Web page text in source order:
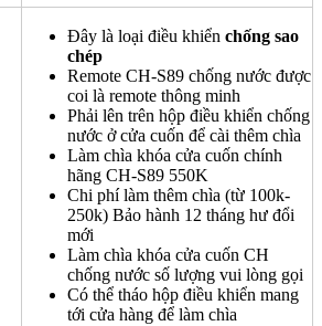
Đây là loại điều khiển chống sao
chép
Remote CH-S89 chống nước được
coi là remote thông minh
Phải lên trên hộp điều khiển chống
nước ở cửa cuốn để cài thêm chìa
Làm chìa khóa cửa cuốn chính
hãng CH-S89 550K
Chi phí làm thêm chìa (từ 100k-
250k) Bảo hành 12 tháng hư đổi
mới
Làm chìa khóa cửa cuốn CH
chống nước số lượng vui lòng gọi
Có thể tháo hộp điều khiển mang
tới cửa hàng để làm chìa